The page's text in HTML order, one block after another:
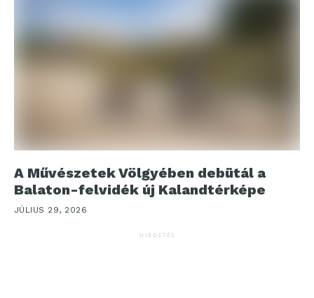
A Művészetek Völgyében debütál a
Balaton-felvidék új Kalandtérképe
JÚLIUS 29, 2026
HIRDETÉS